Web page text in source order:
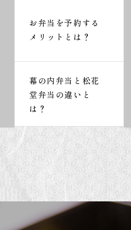
お弁当を予約する
メリットとは？
幕の内弁当と松花
堂弁当の違いと
は？